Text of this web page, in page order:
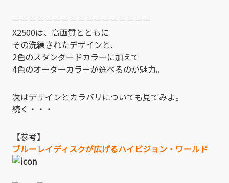
－－－－－－－－－－－－－－－－－
X2500は、高画質とともに
その洗練されたデザインと、
2色のスタンダードカラーに加えて
4色のオーダーカラーが選べるのが魅力。
次はデザインとカラバリについても見てみよ。
続く・・・
【参考】
ブルーレイディスクが広げるハイビジョン・ワールド